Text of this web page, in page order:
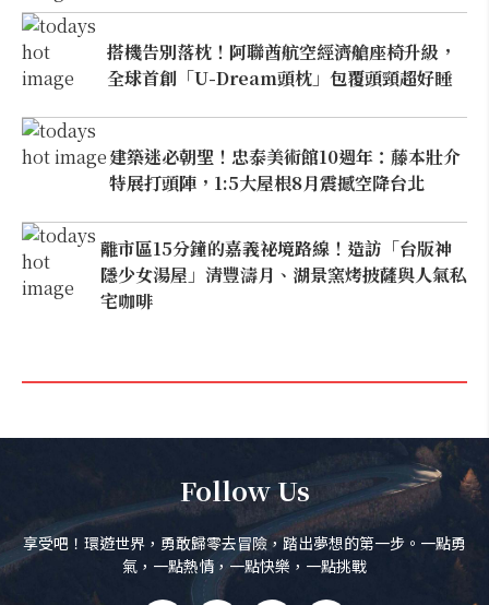
搭機告別落枕！阿聯酋航空經濟艙座椅升級，
全球首創「U-Dream頭枕」包覆頭頸超好睡
建築迷必朝聖！忠泰美術館10週年：藤本壯介
特展打頭陣，1:5大屋根8月震撼空降台北
離市區15分鐘的嘉義祕境路線！造訪「台版神
隱少女湯屋」清豐濤月、湖景窯烤披薩與人氣私
宅咖啡
Follow Us
享受吧！環遊世界，勇敢歸零去冒險，踏出夢想的第一步。一點勇
氣，一點熱情，一點快樂，一點挑戰